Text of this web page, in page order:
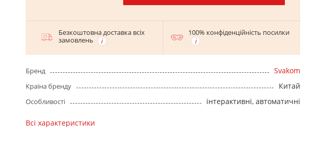
Безкоштовна доставка всіх
замовлень
100% конфіденційність посилки
Бренд Svakom
Країна бренду Китай
Особливості інтерактивні, автоматичні
Всі характеристики